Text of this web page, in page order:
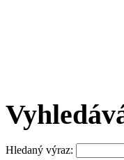
Hledaný výraz: